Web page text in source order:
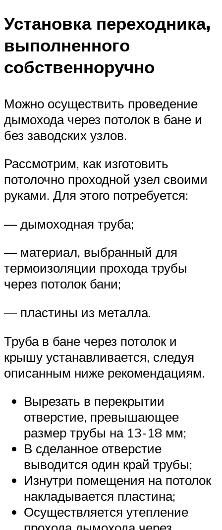
Установка переходника,
выполненного
собственноручно
Можно осуществить проведение
дымохода через потолок в бане и
без заводских узлов.
Рассмотрим, как изготовить
потолочно проходной узел своими
руками. Для этого потребуется:
— дымоходная труба;
— материал, выбранный для
термоизоляции прохода трубы
через потолок бани;
— пластины из металла.
Труба в бане через потолок и
крышу устанавливается, следуя
описанным ниже рекомендациям.
Вырезать в перекрытии
отверстие, превышающее
размер трубы на 13-18 мм;
В сделанное отверстие
выводится один край трубы;
Изнутри помещения на потолок
накладывается пластина;
Осуществляется утепление